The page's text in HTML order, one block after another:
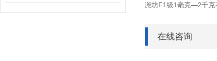
潍坊F1级1毫克—2千克
在线咨询